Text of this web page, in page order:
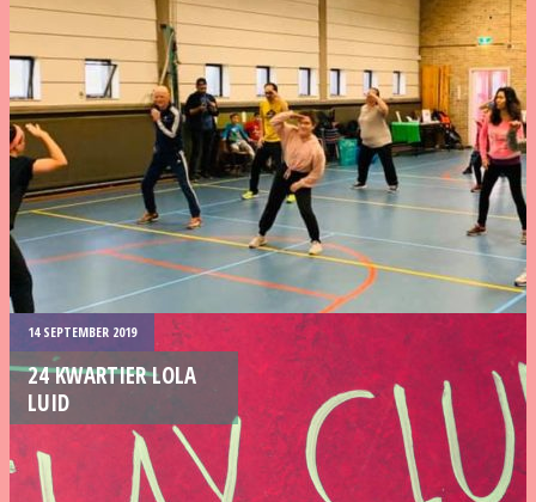
14 SEPTEMBER 2019
24 KWARTIER LOLA
LUID